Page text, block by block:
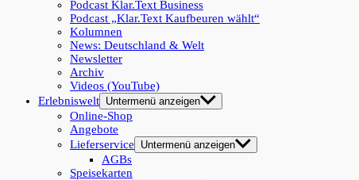
Podcast Klar.Text Business
Podcast „Klar.Text Kaufbeuren wählt“
Kolumnen
News: Deutschland & Welt
Newsletter
Archiv
Videos (YouTube)
Erlebniswelt Untermenü anzeigen
Online-Shop
Angebote
Lieferservice
Untermenü anzeigen
AGBs
Speisekarten